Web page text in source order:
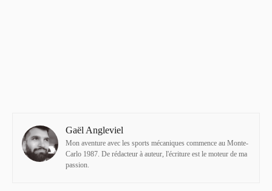
Gaël Angleviel
Mon aventure avec les sports mécaniques commence au Monte-
Carlo 1987. De rédacteur à auteur, l'écriture est le moteur de ma
passion.